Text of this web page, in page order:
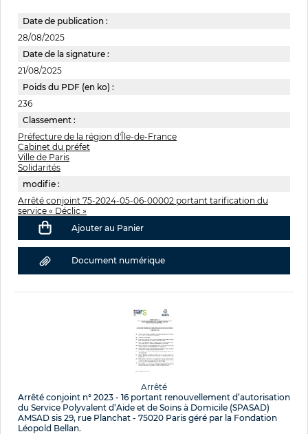
Date de publication :
28/08/2025
Date de la signature :
21/08/2025
Poids du PDF (en ko) :
236
Classement :
Préfecture de la région d'Île-de-France
Cabinet du préfet
Ville de Paris
Solidarités
modifie :
Arrêté conjoint 75-2024-05-06-00002 portant tarification du
service « Déclic »
Ajouter au Panier
Document numérique
Arrêté
Arrêté conjoint n° 2023 - 16 portant renouvellement d’autorisation
du Service Polyvalent d’Aide et de Soins à Domicile (SPASAD)
AMSAD sis 29, rue Planchat - 75020 Paris géré par la Fondation
Léopold Bellan.